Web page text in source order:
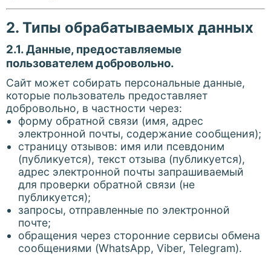
2. Типы обрабатываемых данных
2.1. Данные, предоставляемые
пользователем добровольно.
Сайт может собирать персональные данные,
которые пользователь предоставляет
добровольно, в частности через:
форму обратной связи (имя, адрес
электронной почты, содержание сообщения);
страницу отзывов: имя или псевдоним
(публикуется), текст отзыва (публикуется),
адрес электронной почты запрашиваемый
для проверки обратной связи (не
публикуется);
запросы, отправленные по электронной
почте;
обращения через сторонние сервисы обмена
сообщениями (WhatsApp, Viber, Telegram).